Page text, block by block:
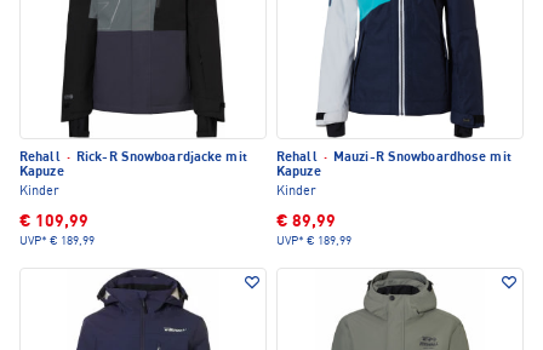
Rehall · Rick-R Snowboardjacke mit
Kapuze
Kinder
€ 109,99
UVP* € 189,99
Rehall · Mauzi-R Snowboardhose mit
Kapuze
Kinder
€ 89,99
UVP* € 189,99